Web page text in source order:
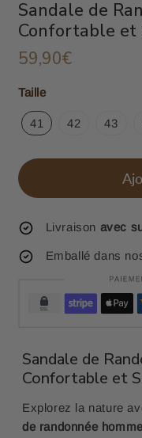
Sandale de
Confortable et
59,90€
price
Taille
41 42 43
Livraison avec
Emballé dans
Sandale de
Confortable et
Explorez la nature
de randonnée